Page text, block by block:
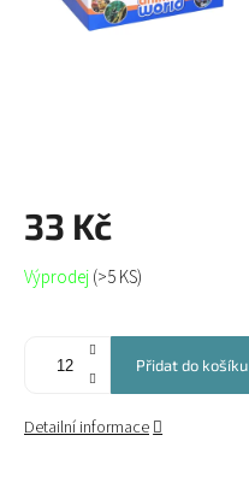
33 Kč
Měrná
cena:
Výprodej(>5 KS)
Přidat do košíku
Detailní informace